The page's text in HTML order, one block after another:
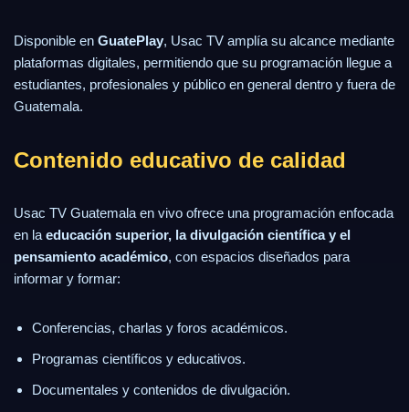
Disponible en GuatePlay, Usac TV amplía su alcance mediante
plataformas digitales, permitiendo que su programación llegue a
estudiantes, profesionales y público en general dentro y fuera de
Guatemala.
Contenido educativo de calidad
Usac TV Guatemala en vivo ofrece una programación enfocada
en la educación superior, la divulgación científica y el
pensamiento académico, con espacios diseñados para
informar y formar:
Conferencias, charlas y foros académicos.
Programas científicos y educativos.
Documentales y contenidos de divulgación.